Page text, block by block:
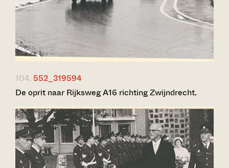
104. 552_319594
De oprit naar Rijksweg A16 richting Zwijndrecht.